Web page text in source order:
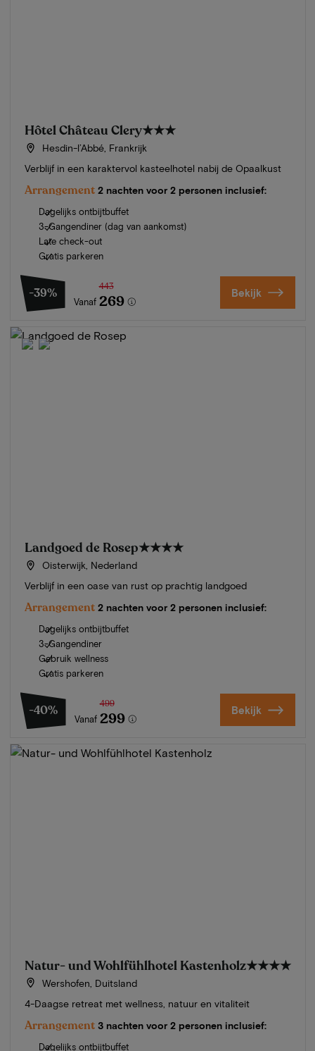
Hôtel Château Clery★★★
Hesdin-l’Abbé, Frankrijk
Verblijf in een karaktervol kasteelhotel nabij de Opaalkust
Arrangement 2 nachten voor 2 personen inclusief:
Dagelijks ontbijtbuffet
3-Gangendiner (dag van aankomst)
Late check-out
Gratis parkeren
-39%
Vanaf
443
269 Bekijk
Landgoed de Rosep★★★★
Oisterwijk, Nederland
Verblijf in een oase van rust op prachtig landgoed
Arrangement 2 nachten voor 2 personen inclusief:
Dagelijks ontbijtbuffet
3-Gangendiner
Gebruik wellness
Gratis parkeren
-40%
Vanaf
499
299 Bekijk
Natur- und Wohlfühlhotel Kastenholz★★★★
Wershofen, Duitsland
4-Daagse retreat met wellness, natuur en vitaliteit
Arrangement 3 nachten voor 2 personen inclusief:
Dagelijks ontbijtbuffet